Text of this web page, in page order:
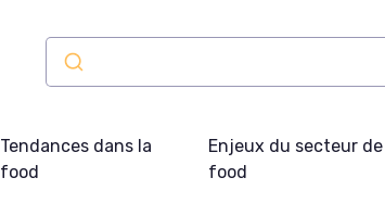
Tendances dans la
food
Enjeux du secteur de
food